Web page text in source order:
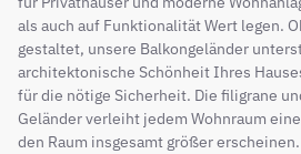
als auch auf Funktionalität Wert legen.
gestaltet, unsere Balkongeländer
architektonische Schönheit Ihres
für die nötige Sicherheit. Die filigrane
Geländer verleiht jedem Wohnraum
den Raum insgesamt größer